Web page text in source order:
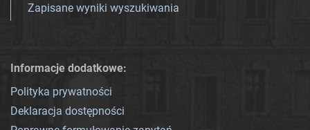
Zapisane wyniki wyszukiwania
Informacje dodatkowe:
Polityka prywatności
Deklaracja dostępności